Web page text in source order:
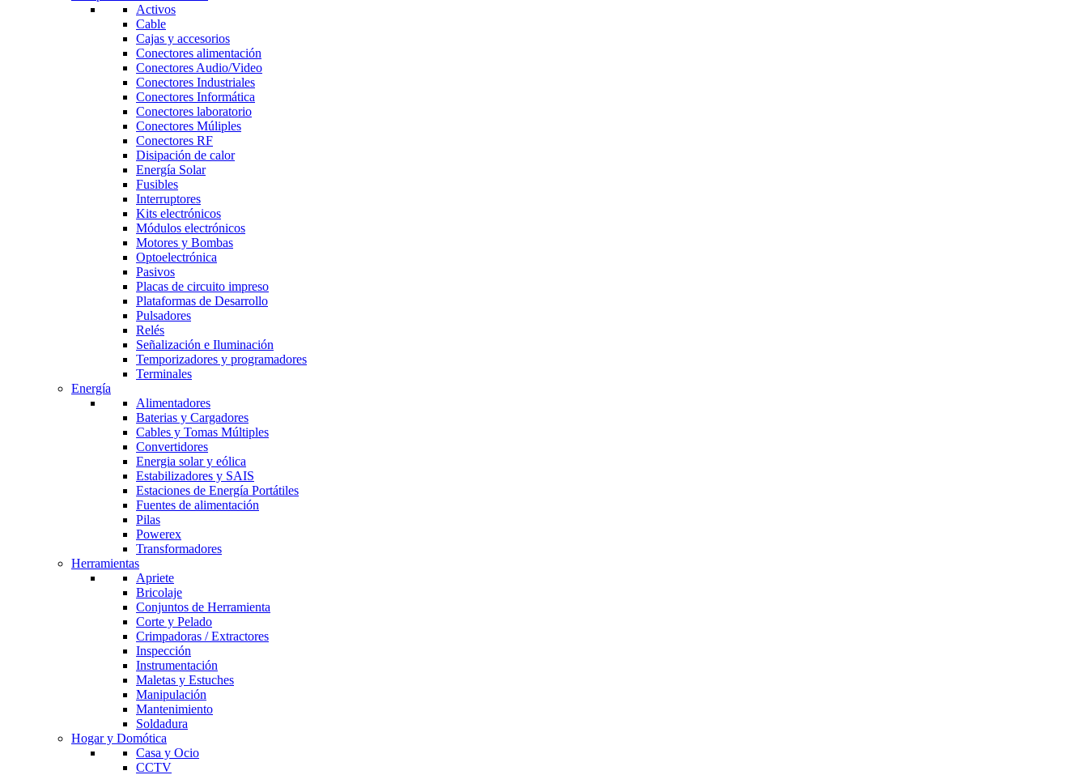
Activos
Cable
Cajas y accesorios
Conectores alimentación
Conectores Audio/Video
Conectores Industriales
Conectores Informática
Conectores laboratorio
Conectores Múliples
Conectores RF
Disipación de calor
Energía Solar
Fusibles
Interruptores
Kits electrónicos
Módulos electrónicos
Motores y Bombas
Optoelectrónica
Pasivos
Placas de circuito impreso
Plataformas de Desarrollo
Pulsadores
Relés
Señalización e Iluminación
Temporizadores y programadores
Terminales
Energía
Alimentadores
Baterias y Cargadores
Cables y Tomas Múltiples
Convertidores
Energia solar y eólica
Estabilizadores y SAIS
Estaciones de Energía Portátiles
Fuentes de alimentación
Pilas
Powerex
Transformadores
Herramientas
Apriete
Bricolaje
Conjuntos de Herramienta
Corte y Pelado
Crimpadoras / Extractores
Inspección
Instrumentación
Maletas y Estuches
Manipulación
Mantenimiento
Soldadura
Hogar y Domótica
Casa y Ocio
CCTV